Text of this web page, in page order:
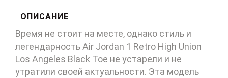
ОПИСАНИЕ
Время не стоит на месте, однако стиль и
легендарность Air Jordan 1 Retro High Union
Los Angeles Black Toe не устарели и не
утратили своей актуальности. Эта модель